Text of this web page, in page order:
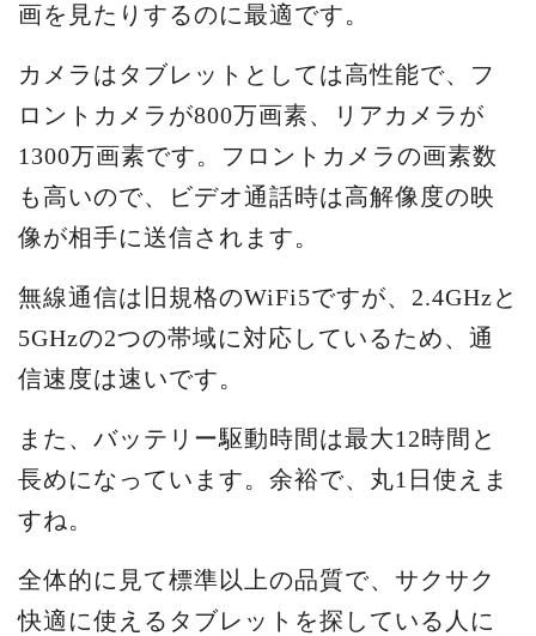
画を見たりするのに最適です。
カメラはタブレットとしては高性能で、フ
ロントカメラが800万画素、リアカメラが
1300万画素です。フロントカメラの画素数
も高いので、ビデオ通話時は高解像度の映
像が相手に送信されます。
無線通信は旧規格のWiFi5ですが、2.4GHzと
5GHzの2つの帯域に対応しているため、通
信速度は速いです。
また、バッテリー駆動時間は最大12時間と
長めになっています。余裕で、丸1日使えま
すね。
全体的に見て標準以上の品質で、サクサク
快適に使えるタブレットを探している人に